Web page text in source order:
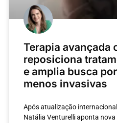
Terapia avançada
reposiciona
e amplia busca
menos invasivas
Após atualização
Natália Venturelli aponta